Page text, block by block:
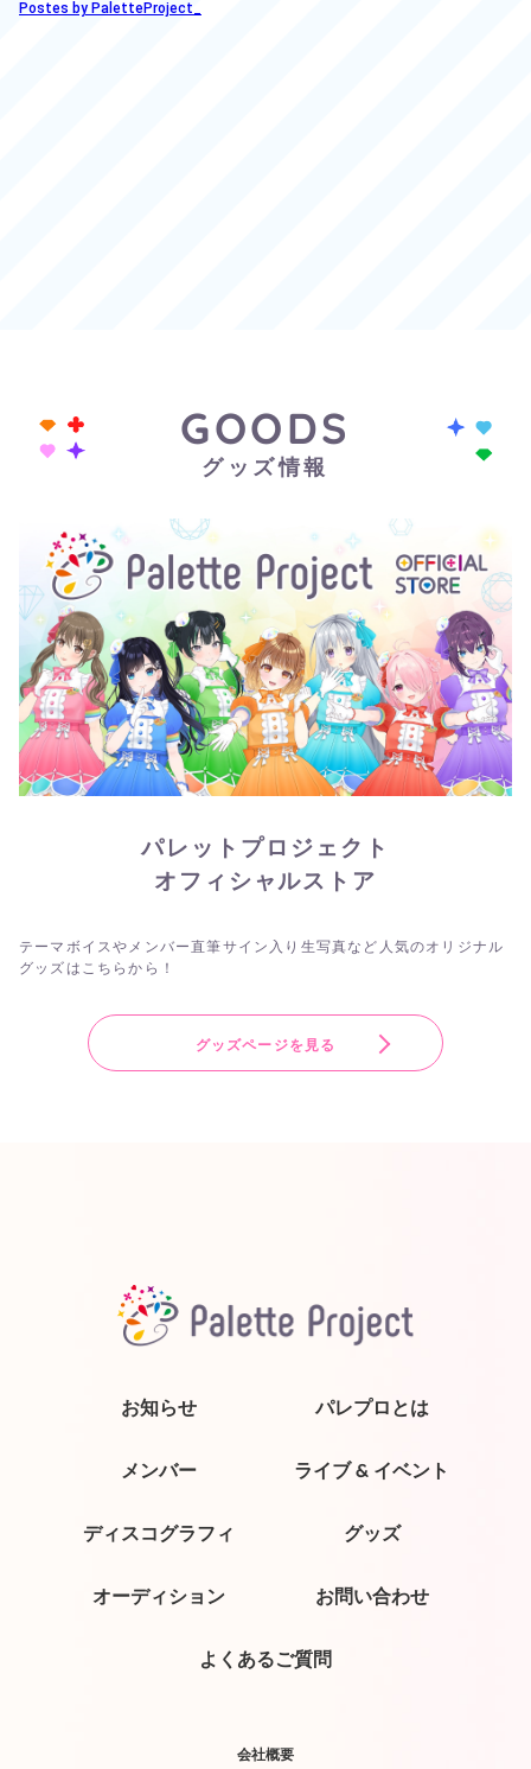
Postes by PaletteProject_
GOODS
グッズ情報
パレットプロジェクト
オフィシャルストア
テーマボイスやメンバー直筆サイン入り生写真など人気のオリジナル
グッズはこちらから！
グッズページを見る
お知らせ パレプロとは
メンバー ライブ & イベント
ディスコグラフィ グッズ
オーディション お問い合わせ
よくあるご質問
会社概要